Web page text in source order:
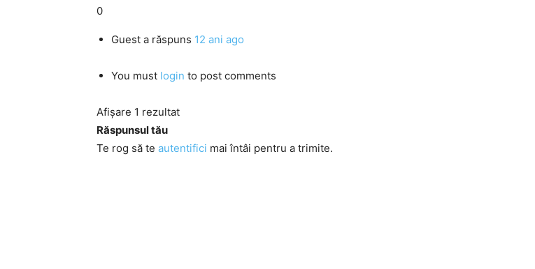
0
Guest a răspuns 12 ani ago
You must login to post comments
Afișare 1 rezultat
Răspunsul tău
Te rog să te autentifici mai întâi pentru a trimite.